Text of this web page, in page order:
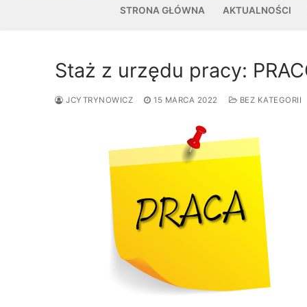
STRONA GŁÓWNA AKTUALNOŚCI
Staż z urzędu pracy:
JCYTRYNOWICZ 15 MARCA 2022 BEZ KATEGORII